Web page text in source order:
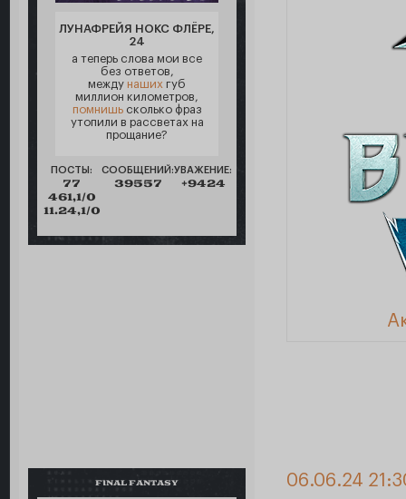
ЛУНАФРЕЙЯ НОКС ФЛЁРЕ,
24
а теперь слова мои все
без ответов,
между наших губ
миллион километров,
помнишьсколько фраз
утопили в рассветах на
прощание?
ПОСТЫ:
77
461,1/0
11.24,1/0
СООБЩЕНИЙ:
39557
УВАЖЕНИЕ:
+9424
FINAL FANTASY 06.06.24